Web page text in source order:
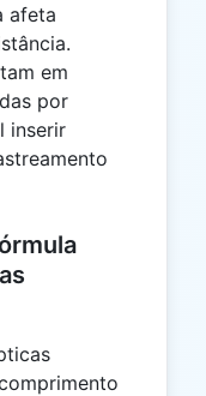
afeta
em
por
inserir